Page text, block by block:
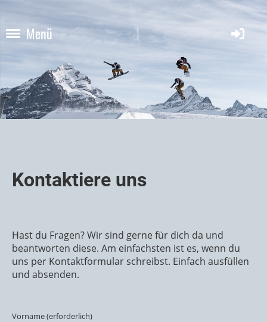
Menü
Kontaktiere uns
Hast du Fragen? Wir sind gerne für dich da und
beantworten diese. Am einfachsten ist es, wenn du
uns per Kontaktformular schreibst. Einfach ausfüllen
und absenden.
Vorname (erforderlich)